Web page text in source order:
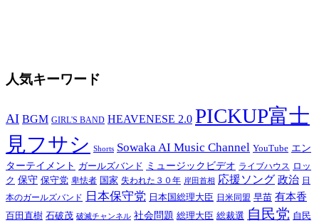
人気キーワード
AI BGM GIRL'S BAND HEAVENESE 2.0 PICKUP富士
見フサシ Shorts Sowaka AI Music Channel YouTube エン
ターテイメント ガールズバンド ミュージックビデオ ライブハウス ロッ
ク 保守 保守党 卑怯者 国家 失われた３０年 岸田首相 応援ソング 政治 日
本のガールズバンド
日本保守党 日本国総理大臣 日米同盟 早苗 有本香
百田直樹 石破茂 破滅チャンネル 社会問題 総理大臣 総裁選 自民党 自民